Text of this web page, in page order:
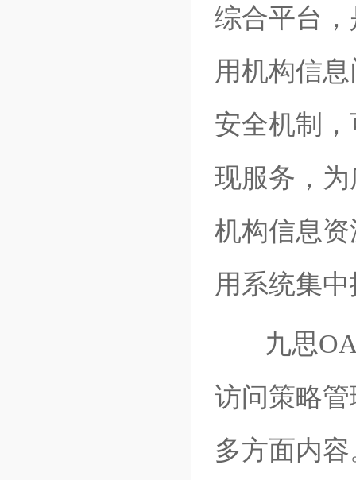
综合平台
用机构信
安全机制
现服务，
机构信息
用系统集
九思
访问策略
多方面内